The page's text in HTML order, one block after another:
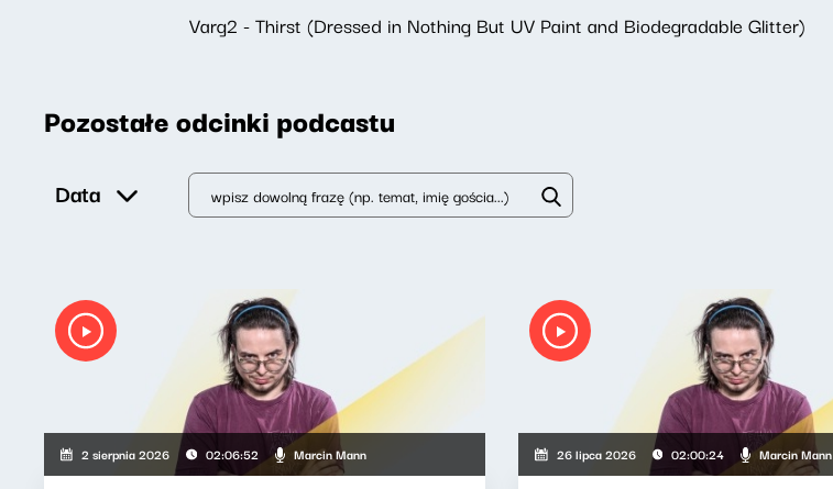
Varg2 - Thirst (Dressed in Nothing But UV Paint and Biodegradable Glitter)
Pozostałe odcinki podcastu
Data
2 sierpnia 2026 02:06:52 Marcin Mann 26 lipca 2026 02:00:24 Marcin Mann